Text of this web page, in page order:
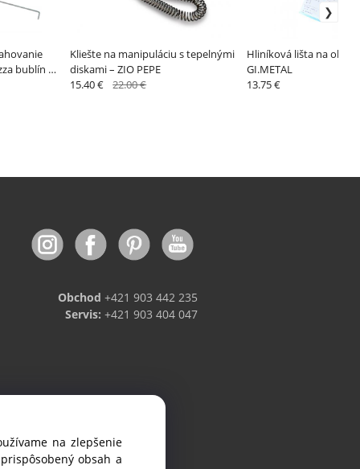
bublín –
Kliešte na manipuláciu s tepelnými
diskami – ZIO PEPE
15.40 € 22.00 €
Hliníková lišta na
GI.METAL
13.75 €
Obchod +421 903 442 235
Servis: +421 903 404 047
na zlepšenie
obsah a